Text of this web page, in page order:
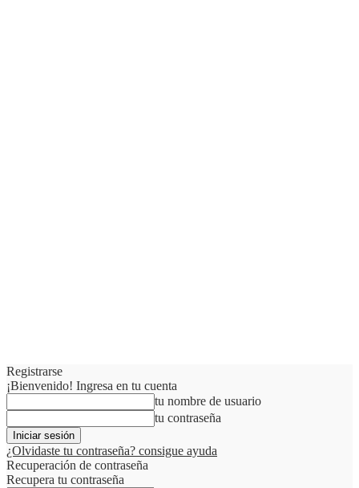
Registrarse
¡Bienvenido! Ingresa en tu cuenta
tu nombre de usuario
tu contraseña
¿Olvidaste tu contraseña? consigue ayuda
Recuperación de contraseña
Recupera tu contraseña